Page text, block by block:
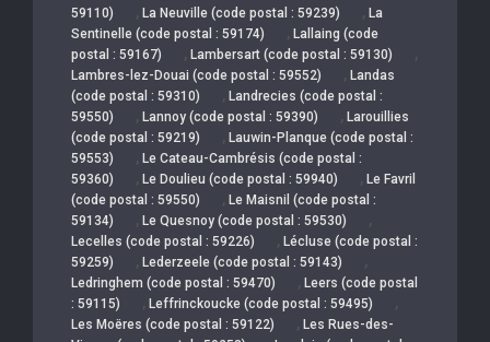
59110)
, La Neuville (code postal : 59239) , La
Sentinelle (code postal : 59174)
, Lallaing (code
postal : 59167)
, Lambersart (code postal : 59130) ,
Lambres-lez-Douai (code postal : 59552) , Landas
(code postal : 59310)
, Landrecies (code postal :
59550)
, Lannoy (code postal : 59390) , Larouillies
(code postal : 59219)
, Lauwin-Planque (code postal :
59553)
, Le Cateau-Cambrésis (code postal :
59360)
, Le Doulieu (code postal : 59940) , Le Favril
(code postal : 59550)
, Le Maisnil (code postal :
59134)
, Le Quesnoy (code postal : 59530) ,
Lecelles (code postal : 59226) , Lécluse (code postal :
59259)
, Lederzeele (code postal : 59143) ,
Ledringhem (code postal : 59470) , Leers (code postal
: 59115)
, Leffrinckoucke (code postal : 59495) ,
Les Moëres (code postal : 59122) , Les Rues-des-